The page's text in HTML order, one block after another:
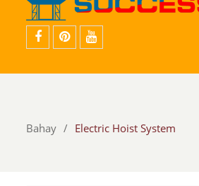
Bahay Electric Hoist System